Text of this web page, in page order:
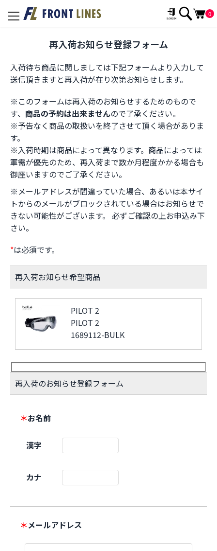
toggle
0
再入荷お知らせ登録フォーム
入荷待ち商品に関しましては下記フォームより入力して
送信頂きますと再入荷が在り次第お知らせします。
※このフォームは再入荷のお知らせするためのもので
す、 商品の予約は出来ませんので了承ください。
※予告なく商品の取扱いを終了させて頂く場合がありま
す。
※入荷時期は商品によって異なります。商品によっては
軍需が優先のため、再入荷まで数か月程度かかる場合も
御座いますのでご了承ください。
※メールアドレスが間違っていた場合、あるいは本サイ
トからのメールがブロックされている場合はお知らせで
きない可能性がございます。 必ずご確認の上お申込み下
さい。
*は必須です。
再入荷お知らせ希望商品
PILOT 2
PILOT 2
1689112-BULK
再入荷のお知らせ登録フォーム
＊お名前
漢字
カナ
＊メールアドレス